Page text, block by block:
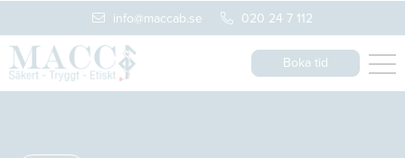
info@maccab.se 020 24 7 112
Boka tid